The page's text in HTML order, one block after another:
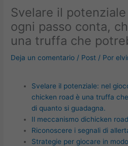
Svelare il
ogni passo conta,
una truffa che
Deja un comentario / Post / Por
Svelare il potenziale: nel
chicken road è una truffa
di quanto si guadagna.
Il meccanismo dichicken road
Riconoscere i segnali di
Strategie per giocare in